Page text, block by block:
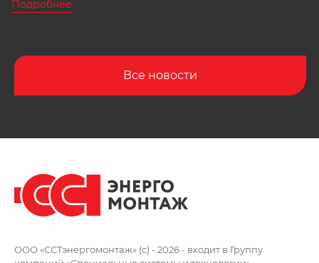
Подробнее
Все новости
ООО «ССТэнергомонтаж» (c) - 2026 - входит в Группу